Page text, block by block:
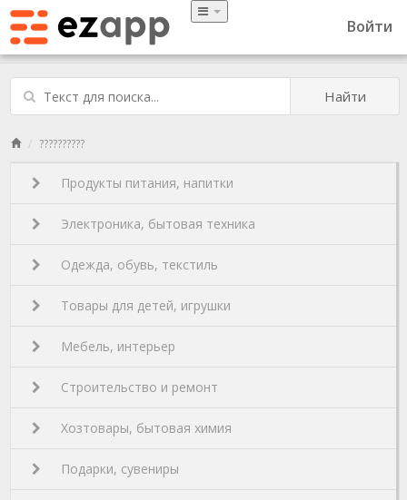
Войти
Найти
??????????
Продукты питания, напитки
Электроника, бытовая техника
Одежда, обувь, текстиль
Товары для детей, игрушки
Мебель, интерьер
Строительство и ремонт
Хозтовары, бытовая химия
Подарки, сувениры